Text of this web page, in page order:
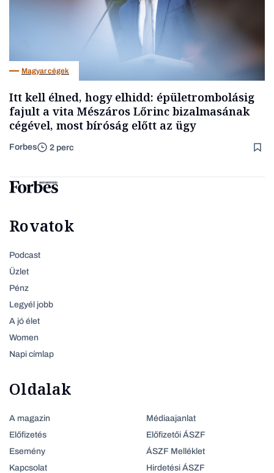
Magyar cégek
Itt kell élned, hogy elhidd: épületrombolásig
fajult a vita Mészáros Lőrinc bizalmasának
cégével, most bíróság előtt az ügy
Forbes 2 perc
Rovatok
Podcast
Üzlet
Pénz
Legyél jobb
A jó élet
Women
Napi címlap
Oldalak
A magazin
Előfizetés
Esemény
Kapcsolat
Médiaajanlat
Előfizetői ÁSZF
ÁSZF Melléklet
Hirdetési ÁSZF